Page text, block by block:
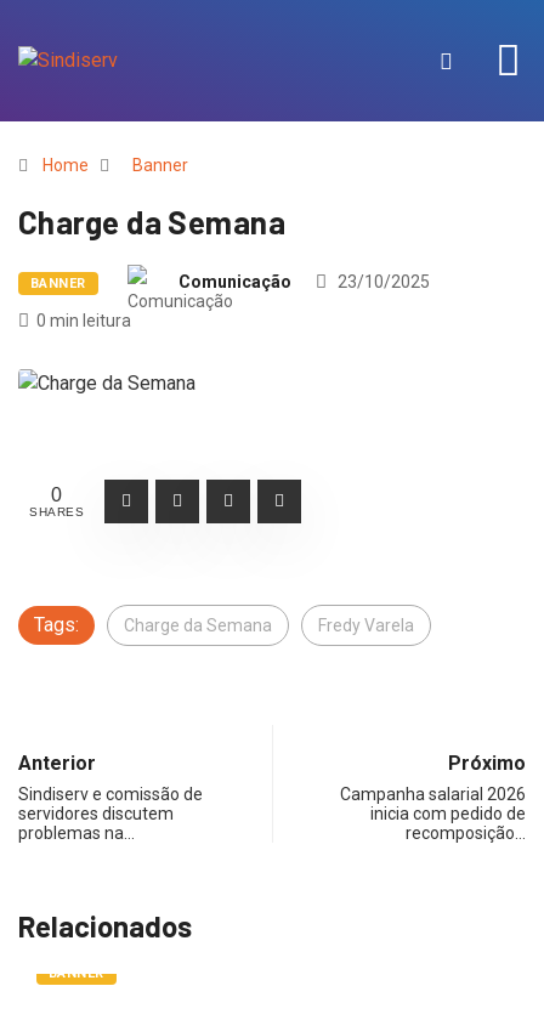
Home Banner
Charge da Semana
BANNER Comunicação
23/10/2025
0 min leitura
0
SHARES
Tags: Charge da Semana Fredy Varela
Anterior
Sindiserv e comissão de
servidores discutem
problemas na…
Próximo
Campanha salarial 2026
inicia com pedido de
recomposição…
Relacionados
BANNER